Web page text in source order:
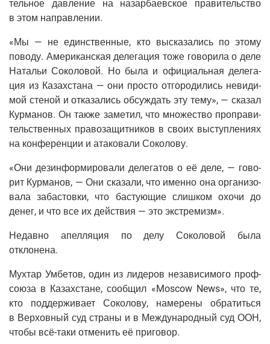
тель­ное дав­ле­ние на назар­ба­ев­ское пра­ви­тель­ство
в этом направлении.
«Мы — не един­ствен­ные, кто выска­за­лись по это­му
пово­ду. Аме­ри­кан­ская деле­га­ция тоже гово­ри­ла о деле
Ната­льи Соко­ло­вой. Но была и офи­ци­аль­ная деле­га­
ция из Казах­ста­на — они про­сто отго­ро­ди­лись неви­ди­
мой сте­ной и отка­за­лись обсуж­дать эту тему», — ска­зал
Кур­ма­нов. Он так­же заме­тил, что мно­же­ство про­пра­ви­
тель­ствен­ных пра­во­за­щит­ни­ков в сво­их выступ­ле­ни­ях
на кон­фе­рен­ции и ата­ко­ва­ли Соколову.
«Они дез­ин­фор­ми­ро­ва­ли деле­га­тов о её деле, — гово­
рит Кур­ма­нов, — Они ска­за­ли, что имен­но она орга­ни­зо­
ва­ла заба­стов­ки, что басту­ю­щие слиш­ком охо­чи до
денег, и что все их дей­ствия — это экстремизм».
Недав­но апел­ля­ция по делу Соко­ло­вой была
отклонена.
Мух­тар Умбе­тов, один из лиде­ров неза­ви­си­мо­го проф­
со­ю­за в Казах­стане, сооб­щил «Moscow News», что те,
кто под­дер­жи­ва­ет Соко­ло­ву, наме­ре­ны обра­тить­ся
в Вер­хов­ный суд стра­ны и в Меж­ду­на­род­ный суд ООН,
что­бы всё-таки отме­нить её приговор.